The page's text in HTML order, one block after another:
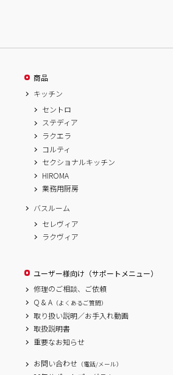
商品
キッチン
セントロ
ステディア
ラクエラ
コルティ
セクショナルキッチン
HIROMA
業務用厨房
バスルーム
セレヴィア
ラクヴィア
ユーザー様向け（サポートメニュー）
修理のご相談、ご依頼
Q & A （よくあるご質問）
取り扱い説明／お手入れ動画
取扱説明書
重要なお知らせ
お問い合わせ （電話/メール）